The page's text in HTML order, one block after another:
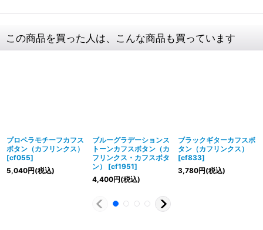
この商品を買った人は、こんな商品も買っています
プロペラモチーフカフス
ボタン（カフリンクス）
[cf055]
5,040円(税込)
ブルーグラデーションス
トーンカフスボタン（カ
フリンクス・カフスボタ
ン）
[cf1951]
4,400円(税込)
ブラックギターカフスボ
タン（カフリンクス）
[cf833]
3,780円(税込)